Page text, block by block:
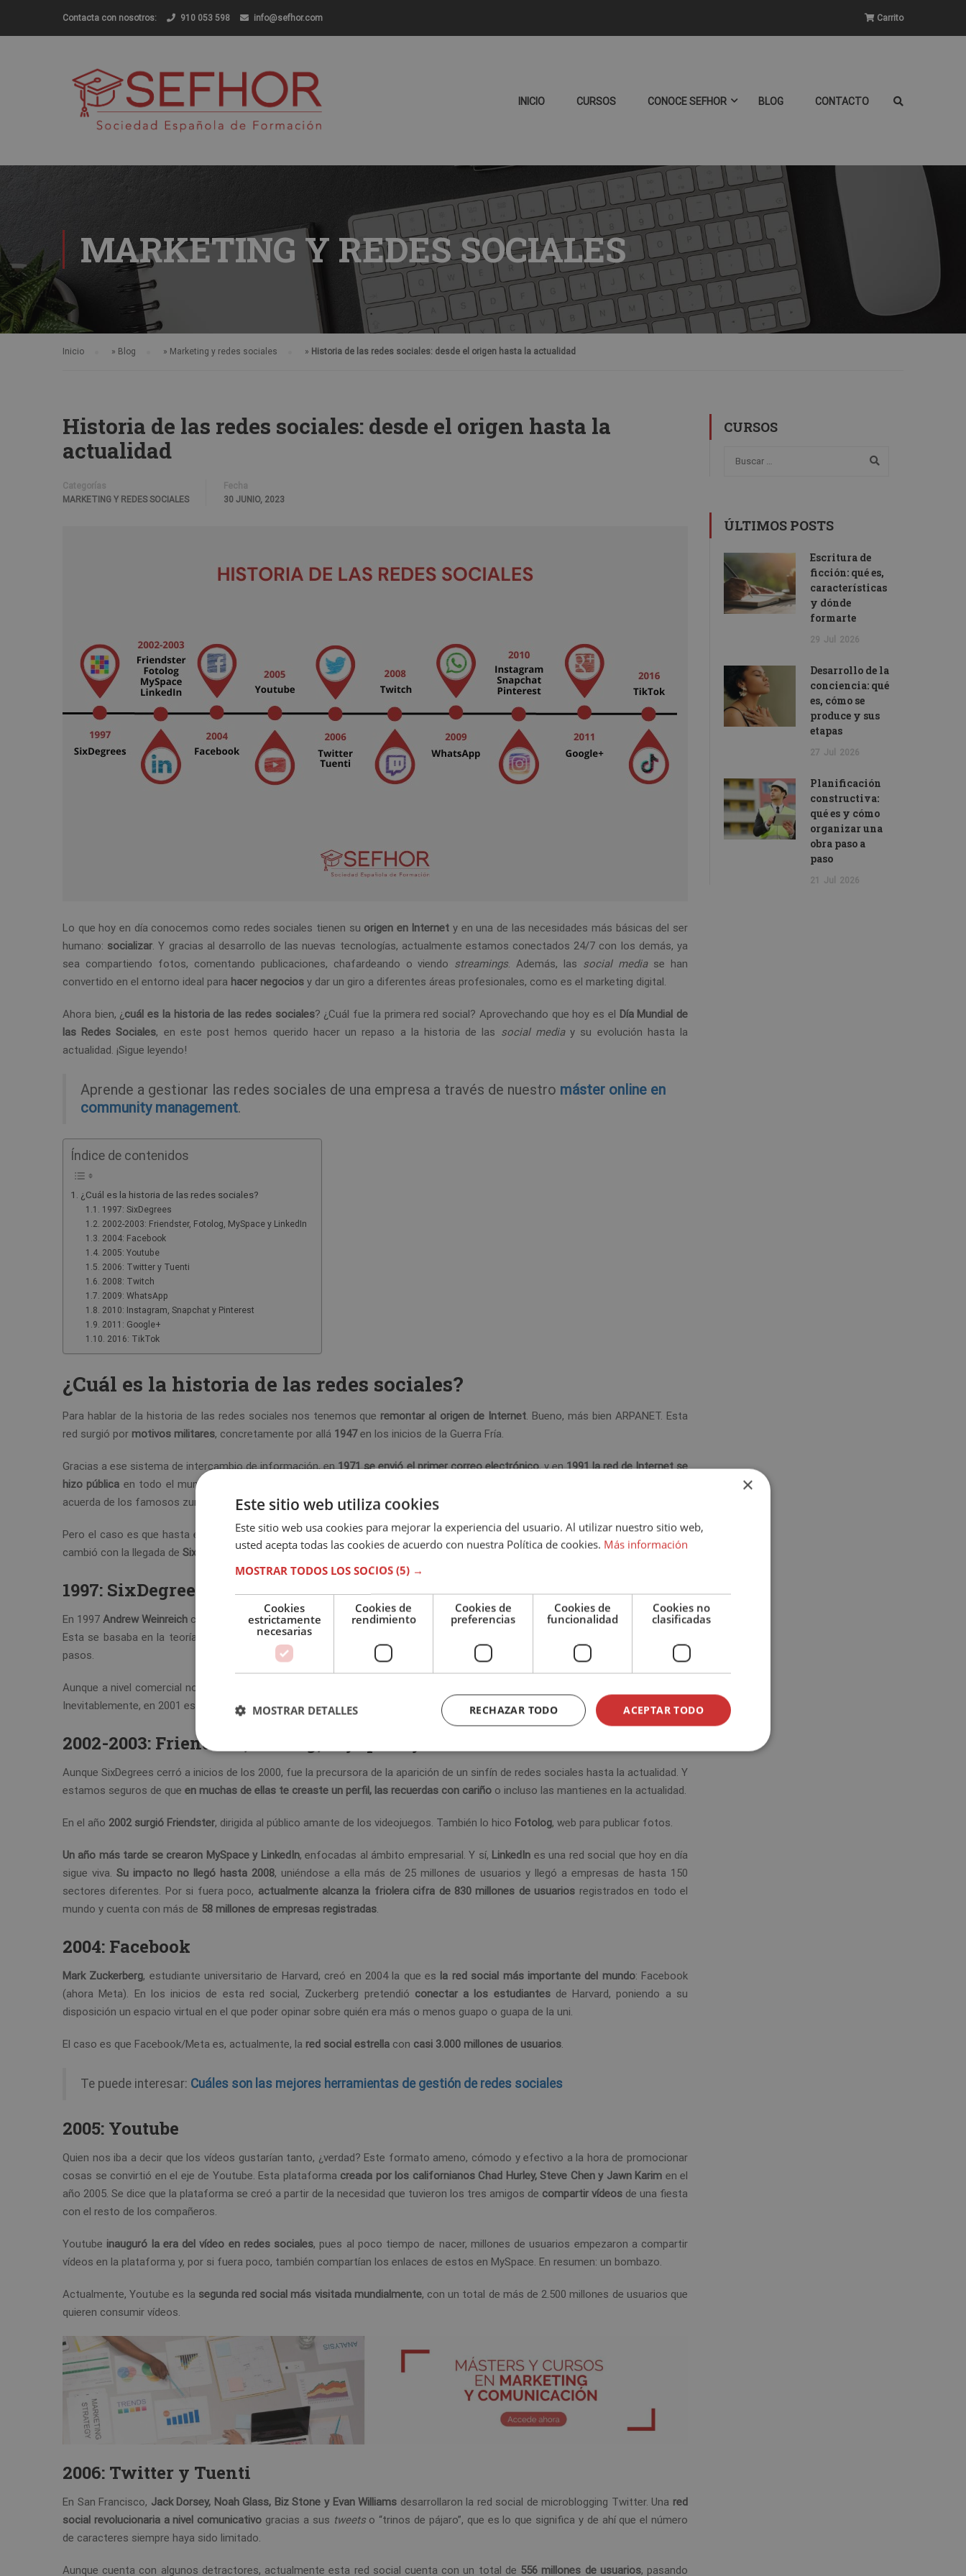
Contacta con nosotros: 910 053 598 info@sefhor.com Carrito
INICIO CURSOS CONOCE SEFHOR BLOG CONTACTO
MARKETING Y REDES SOCIALES
Inicio » Blog » Marketing y redes sociales » Historia de las redes sociales: desde el origen hasta la actualidad
Historia de las redes sociales: desde el origen hasta la
actualidad
Categorías
MARKETING Y REDES SOCIALES
Fecha
30 JUNIO, 2023
Lo que hoy en día conocemos como redes sociales tienen su origen en Internet y en una de las necesidades más básicas del ser
humano: socializar. Y gracias al desarrollo de las nuevas tecnologías, actualmente estamos conectados 24/7 con los demás, ya
sea compartiendo fotos, comentando publicaciones, chafardeando o viendo streamings. Además, las social mediase han
convertido en el entorno ideal para hacer negocios y dar un giro a diferentes áreas profesionales, como es el marketing digital.
Ahora bien, ¿ cuál es la historia de las redes sociales? ¿Cuál fue la primera red social? Aprovechando que hoy es el Día Mundial de
las Redes Sociales, en este post hemos querido hacer un repaso a la historia de las social mediay su evolución hasta la
actualidad. ¡Sigue leyendo!
Aprende a gestionar las redes sociales de una empresa a través de nuestro máster online en
community management.
Índice de contenidos
¿Cuál es la historia de las redes sociales?
1997: SixDegrees
2002-2003: Friendster, Fotolog, MySpace y LinkedIn
2004: Facebook
2005: Youtube
2006: Twitter y Tuenti
2008: Twitch
2009: WhatsApp
2010: Instagram, Snapchat y Pinterest
2011: Google+
2016: TikTok
¿Cuál es la historia de las redes sociales?
Para hablar de la historia de las redes sociales nos tenemos que remontar al origen de Internet. Bueno, más bien ARPANET. Esta
red surgió por motivos militares, concretamente por allá 1947en los inicios de la Guerra Fría.
Gracias a ese sistema de intercambio de información, en1971 se envió el primer correo electrónico, y en1991 la red de Internet se
hizo pública en todo el mundo con el famoso World Wide Web. Asimismo, en
acuerda de los famosos zumbidos a principios de los 2000?
Pero el caso es que hasta ese momento no había ningún tipo de plataforma que permitiese socializar con los demás. Pero todo
cambió con la llegada de SixDegrees, la primera red social del mundo . ¡Empecemos este viaje por la historia de las redes sociales!
1997: SixDegrees
En 1997Andrew Weinreich creó SixDegrees, una red social que permitíalocalizar a otros usuarios de la red y crear listas de amigos.
Esta se basaba en la teoría de los seis grados de separación, siendo posible conectar con cualquier persona del mundo en seis
pasos.
Aunque a nivel comercial no funcionó, sí que lo hizo a la hora de
Inevitablemente, en 2001 esta plataforma echó el cierre.
2002-2003: Friendster, Fotolog, MySpace y LinkedIn
Aunque SixDegrees cerró a inicios de los 2000, fue la precursora de la aparición de un sinfín de redes sociales hasta la actualidad. Y
estamos seguros de que en muchas de ellas te creaste un perfil, las recuerdas con cariño o incluso las mantienes en la actualidad.
En el año 2002 surgió Friendster, dirigida al público amante de los videojuegos. También lo hico Fotolog, web para publicar fotos.
Un año más tarde se crearon MySpace y LinkedIn, enfocadas al ámbito empresarial. Y sí, LinkedIn es una red social que hoy en día
sigue viva. Su impacto no llegó hasta 2008, uniéndose a ella más de 25 millones de usuarios y llegó a empresas de hasta 150
sectores diferentes. Por si fuera poco, actualmente alcanza la friolera cifra de 830 millones de usuarios registrados en todo el
mundo y cuenta con más de 58 millones de empresas registradas.
2004: Facebook
Mark Zuckerberg, estudiante universitario de Harvard, creó en 2004 la que es la red social más importante del mundo: Facebook
(ahora Meta). En los inicios de esta red social, Zuckerberg pretendió conectar a los estudiantesde Harvard, poniendo a su
disposición un espacio virtual en el que poder opinar sobre quién era más o menos guapo o guapa de la uni.
El caso es que Facebook/Meta es, actualmente, la red social estrella con casi 3.000 millones de usuarios.
Te puede interesar: Cuáles son las mejores herramientas de gestión de redes sociales
2005: Youtube
Quien nos iba a decir que los vídeos gustarían tanto, ¿verdad? Este formato ameno, cómodo y efectivo a la hora de promocionar
cosas se convirtió en el eje de Youtube. Esta plataforma creada por los californianos Chad Hurley, Steve Chen y Jawn Karim en el
año 2005. Se dice que la plataforma se creó a partir de la necesidad que tuvieron los tres amigos de compartir vídeos de una fiesta
con el resto de los compañeros.
Youtube inauguró la era del vídeo en redes sociales, pues al poco tiempo de nacer, millones de usuarios empezaron a compartir
vídeos en la plataforma y, por si fuera poco, también compartían los enlaces de estos en MySpace. En resumen: un bombazo.
Actualmente, Youtube es la segunda red social más visitada mundialmente, con un total de más de 2.500 millones de usuarios que
quieren consumir vídeos.
2006: Twitter y Tuenti
En San Francisco, Jack Dorsey, Noah Glass, Biz Stone y Evan Williams desarrollaron la red social de microblogging Twitter. Una red
social revolucionaria a nivel comunicativo gracias a sus tweetso “trinos de pájaro”, que es lo que significa y de ahí que el número
de caracteres siempre haya sido limitado.
Aunque cuenta con algunos detractores, actualmente esta red social cuenta con un total de 556 millones de usuarios, pasando
CURSOS
ÚLTIMOS POSTS
Escritura de
ficción: qué es,
características
y dónde
formarte
29 Jul 2026
Desarrollo de la
conciencia: qué
es, cómo se
produce y sus
etapas
27 Jul 2026
Planificación
constructiva:
qué es y cómo
organizar una
obra paso a
paso
21 Jul 2026
×
Este sitio web utiliza cookies
Este sitio web usa cookies para mejorar la experiencia del usuario. Al utilizar nuestro sitio web,
usted acepta todas las cookies de acuerdo con nuestra Política de cookies. Más información
MOSTRAR TODOS LOS SOCIOS (5) →
Cookies
estrictamente
necesarias
Cookies de
rendimiento
Cookies de
preferencias
Cookies de
funcionalidad
Cookies no
clasificadas
ACEPTAR TODO
RECHAZAR TODO
MOSTRAR DETALLES